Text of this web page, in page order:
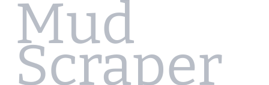
Mud
Scraper